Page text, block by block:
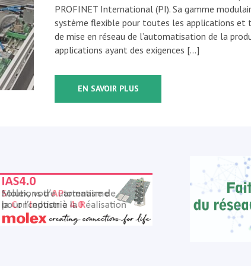
PROFINET International (PI). Sa gamme
système flexible pour toutes les applications et
de mise en réseau de l’automatisation de la
applications ayant des exigences […]
EN SAVOIR PLUS